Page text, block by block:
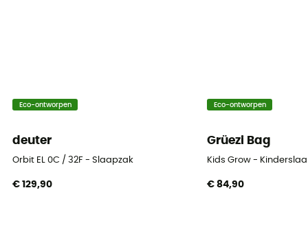
27 x 47 cm
Schouderbreedte
198 cm
Eco-ontworpen
deuter
Orbit EL 0C / 32F - Slaapzak
€ 129,90
Eco-ontworpen
Grüezi Bag
Kids Grow -
€ 84,90